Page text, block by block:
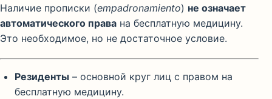
Наличие прописки (empadronamiento) не означает
автоматического права на бесплатную медицину.
Это необходимое, но не достаточное условие.
Резиденты – основной круг лиц с правом на
бесплатную медицину.